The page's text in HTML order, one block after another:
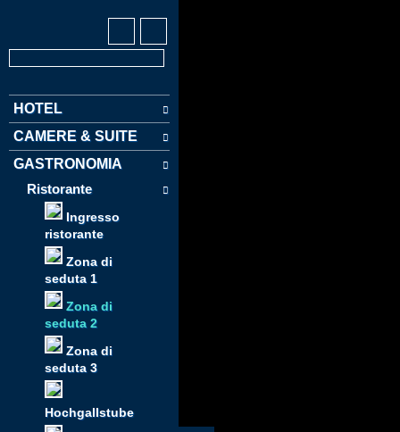
HOTEL
CAMERE & SUITE
GASTRONOMIA
Ristorante
Ingresso
ristorante
Zona di
seduta 1
Zona di
seduta 2
Zona di
seduta 3
Hochgallstube